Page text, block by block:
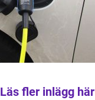
Läs fler inlägg här